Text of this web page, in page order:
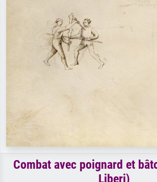
Combat avec poignard et
Liberi)